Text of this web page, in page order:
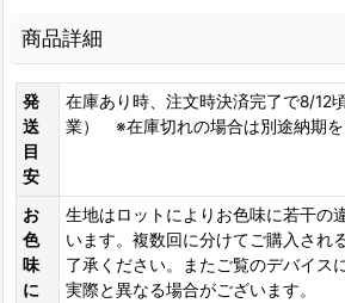
商品詳細
発
送
目
安
在庫あり時、注文時決済完了で8/12
業） ※在庫切れの場合は別途納期
お
色
味
に
生地はロットによりお色味に若干の
います。複数回に分けてご購入され
了承ください。またご覧のデバイス
実際と異なる場合がございます。